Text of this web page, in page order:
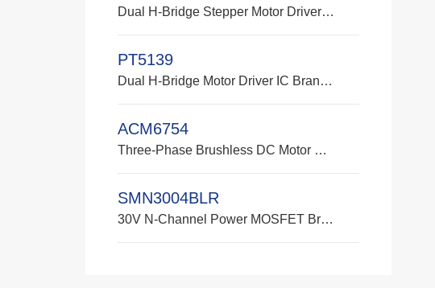
Dual H-Bridge Stepper Motor Driver IC Brand: PTC Supply Voltage: 8V ~ 40V Peak Current: 2.5A (with additional heatsink when VM=24V) Low Switch On-Resistance: 0.4Ω (Typical Value) High-Side + Low-Side at Tj=25℃ Protection Functions: Over-Current Protection (OCP) Thermal Shutdown (TSD) VM Under-Voltage Lockout (UVLO) Fault Indicator Output (FALTN) Applications: Automated Teller Machines (bill counters), video surveillance cameras, printers, scanners, office automation equipment, entertainment equipment, factory automation equipment, robots.
PT5139
Dual H-Bridge Motor Driver IC Brand: Puricome Part Number: MPS6507 Supply Voltage: 2.7V ~ 15V Current: 0.7A Low Quiescent Current: 1.1mA Low Sleep Current: 1μA Thermal Shutdown and Under-Voltage Lockout (UVLO) Protection Over-Current Protection (OCP) Over-Temperature Output Flag Thermally Enhanced Surface-Mount Package Applications: Digital Still Cameras, POS Printers, Video Surveillance Cameras, Smart TV Devices (Lens Lifting), Robots, Battery-Powered Toys
ACM6754
Three-Phase Brushless DC Motor Driver Chip Brand: Zhisheng Input Voltage Range: 5V - 28V Built-in LDOs: 5V and 3.3V Peak Current: 5A VCC Voltage Detection: I²C Reporting Internal Junction Temperature: I²C Reporting Real-time Phase Current: I²C Reporting On-resistance (High-side + Low-side MOSFETs): 160mΩ, 5A Phase Current Capability Forward/Reverse Control: External DIR Pin or I²C Register Control Applications: Fan motor drives, water/oil pump motor drives, and other variable-load applications such as sweeping robot travel wheels, beauty equipment, etc.
SMN3004BLR
30V N‑Channel Power MOSFET Brand: ZJ Semiconductor / ZJ Power Semiconductor Drain-Source Voltage VDS​: up to 30V On-Resistance RDS(ON)​: Max. 4.4mΩ at VGS​=10V Max. 5.8mΩ at VGS​=4.5V Operating Temperature: -55℃ ~ +150℃ Applications: BLDC motor drive for household variable-frequency robotic vacuums Industrial small stepper motor drivers Electronic speed controllers (ESC) for drone brushless motors